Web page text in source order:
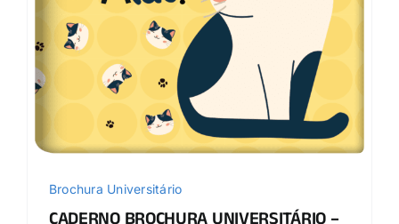
Brochura Universitário